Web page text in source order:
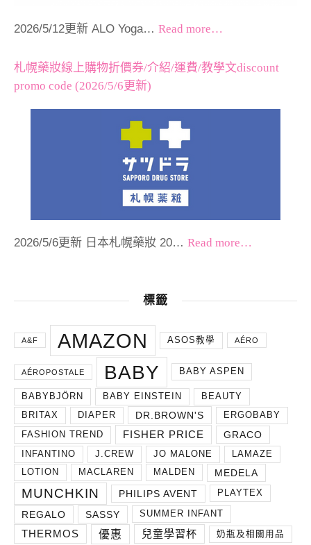
2026/5/12更新 ALO Yoga… Read more…
札幌藥妝線上購物折價券/介紹/運費/教學文discount
promo code (2026/5/6更新)
2026/5/6更新 日本札幌藥妝 20… Read more…
標籤
A&F AMAZON ASOS教學 AÉRO
AÉROPOSTALE BABY BABY ASPEN
BABYBJÖRN BABY EINSTEIN
BEAUTY
BRITAX
DIAPER DR.BROWN'S
ERGOBABY
FASHION TREND
FISHER PRICE GRACO
INFANTINO J.CREW JO MALONE
LAMAZE
LOTION
MACLAREN MALDEN MEDELA
MUNCHKIN PHILIPS AVENT PLAYTEX
REGALO SASSY SUMMER INFANT
THERMOS 優惠 兒童學習杯 奶瓶及相關用品